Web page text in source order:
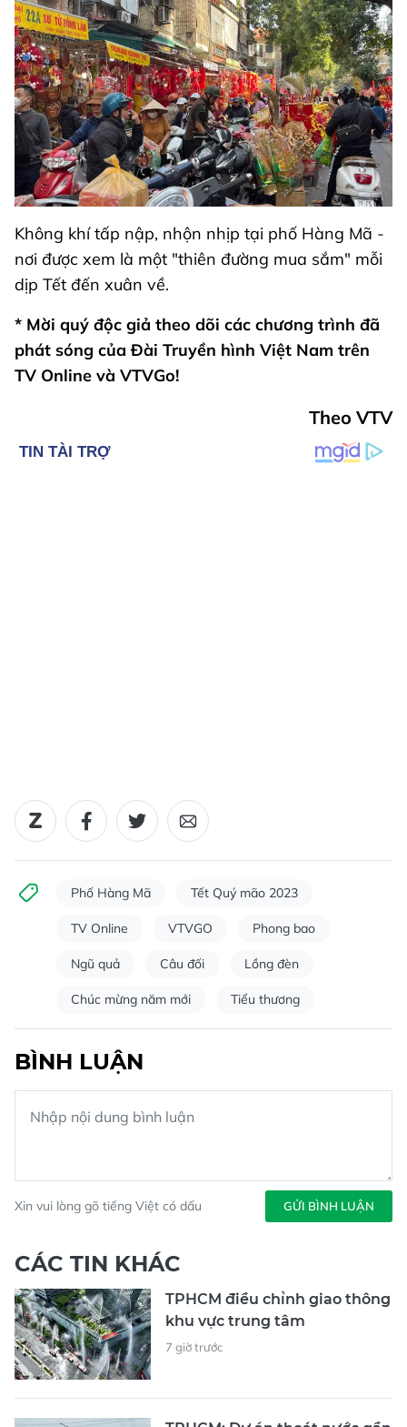
Không khí tấp nập, nhộn nhịp tại phố Hàng Mã -
nơi được xem là một "thiên đường mua sắm" mỗi
dịp Tết đến xuân về.
* Mời quý độc giả theo dõi các chương trình đã
phát sóng của Đài Truyền hình Việt Nam trên
TV Online và VTVGo!
Theo VTV
Phố Hàng Mã Tết Quý mão 2023
TV Online VTVGO Phong bao
Ngũ quả Câu đối Lồng đèn
Chúc mừng năm mới Tiểu thương
BÌNH LUẬN
Xin vui lòng gõ tiếng Việt có dấu GỬI BÌNH LUẬN
CÁC TIN KHÁC
TPHCM điều chỉnh giao thông
khu vực trung tâm
7 giờ trước